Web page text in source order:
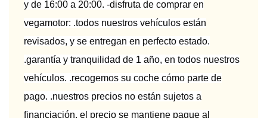
y de 16:00 a 20:00. -disfruta de comprar en
vegamotor: .todos nuestros vehículos están
revisados, y se entregan en perfecto estado.
.garantía y tranquilidad de 1 año, en todos nuestros
vehículos. .recogemos su coche cómo parte de
pago. .nuestros precios no están sujetos a
financiación, el precio se mantiene pague al